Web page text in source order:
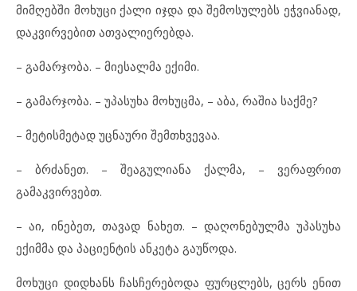
მიმღებში მოხუცი ქალი იჯდა და შემოსულებს ეჭვიანად,
დაკვირვებით ათვალიერებდა.
– გამარჯობა. – მიესალმა ექიმი.
– გამარჯობა. – უპასუხა მოხუცმა, – აბა, რაშია საქმე?
– მეტისმეტად უცნაური შემთხვევაა.
– ბრძანეთ. – შეაგულიანა ქალმა, – ვერაფრით
გამაკვირვებთ.
– აი, ინებეთ, თავად ნახეთ. – დაღონებულმა უპასუხა
ექიმმა და პაციენტის ანკეტა გაუწოდა.
მოხუცი დიდხანს ჩასჩერებოდა ფურცლებს, ცერს ენით